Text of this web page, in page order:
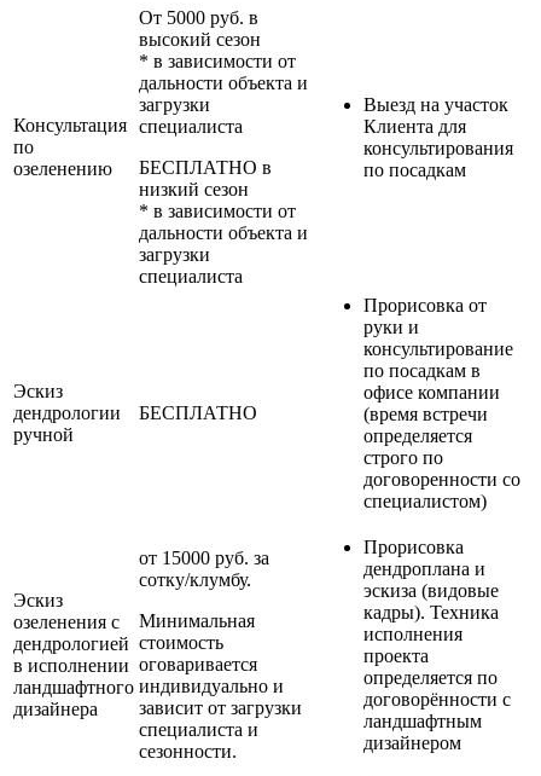
Консультация
по
озеленению
От 5000 руб. в
высокий сезон
* в зависимости от
дальности объекта и
загрузки
специалиста
БЕСПЛАТНО в
низкий сезон
* в зависимости от
дальности объекта и
загрузки
специалиста
Выезд на участок
Клиента для
консультирования
по посадкам
Эскиз
дендрологии
ручной
БЕСПЛАТНО
Прорисовка от
руки и
консультирование
по посадкам в
офисе компании
(время встречи
определяется
строго по
договоренности со
специалистом)
Эскиз
озеленения с
дендрологией
в исполнении
ландшафтного
дизайнера
от 15000 руб. за
сотку/клумбу.
Минимальная
стоимость
оговаривается
индивидуально и
зависит от загрузки
специалиста и
сезонности.
Прорисовка
дендроплана и
эскиза (видовые
кадры). Техника
исполнения
проекта
определяется по
договорённости с
ландшафтным
дизайнером